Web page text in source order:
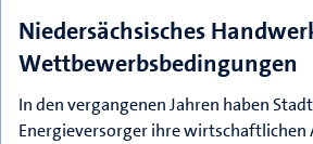
Niedersächsisches
Wettbewerbsbedingungen
In den vergangenen Jahren haben
Energieversorger ihre